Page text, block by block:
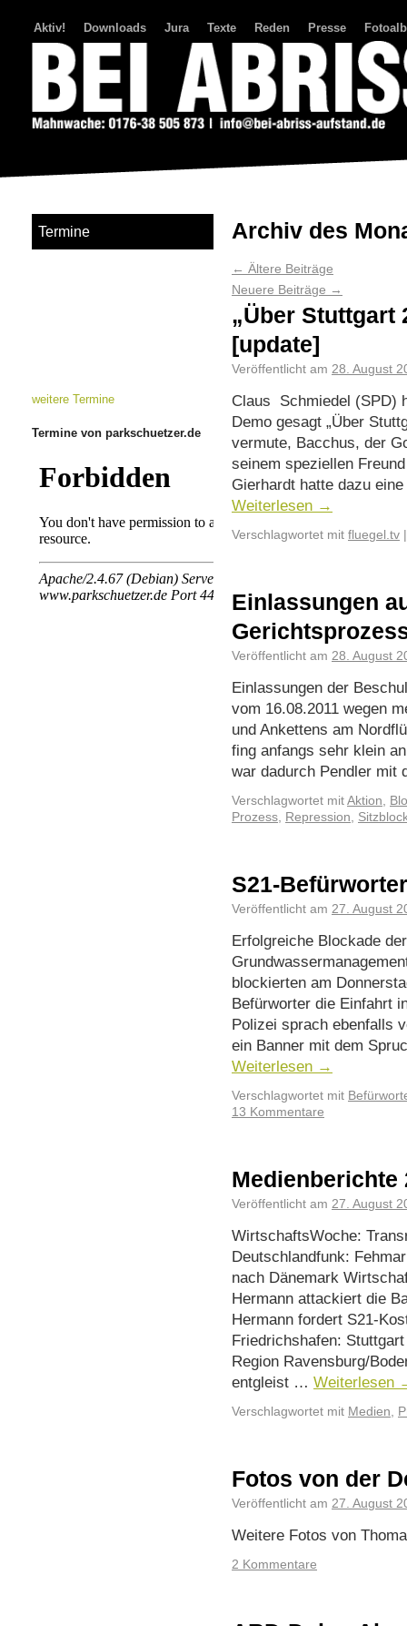
Aktiv! Downloads Jura Texte Reden Presse
Archiv des
← Ältere Beiträge
Neuere Beiträge →
„Über Stuttgart
[update]
Veröffentlicht am 28. August
Claus Schmiedel (SPD)
Demo gesagt „Über
vermute, Bacchus, der
seinem speziellen
Gierhardt hatte dazu
Weiterlesen →
Verschlagwortet mit fluegel.tv
Einlassungen
Veröffentlicht am 28. August
Einlassungen der
vom 16.08.2011 wegen
und Ankettens am
fing anfangs sehr klein
war dadurch Pendler
Verschlagwortet mit Aktion,
Prozess, Repression,
S21-
Veröffentlicht am 27. August
Erfolgreiche Blockade
blockierten am
Befürworter die Einfahrt
Polizei sprach ebenfalls
ein Banner mit dem
Weiterlesen →
Verschlagwortet mit
13 Kommentare
Medienberichte
Veröffentlicht am 27. August
WirtschaftsWoche:
Deutschlandfunk:
nach Dänemark
Hermann attackiert die
Hermann fordert S21-
Friedrichshafen:
Region Ravensburg/
entgleist … Weiterlesen
Verschlagwortet mit Medien,
Fotos von der
Veröffentlicht am 27. August
Weitere Fotos von
2 Kommentare
Termine
weitere Termine
Termine von parkschuetzer.de